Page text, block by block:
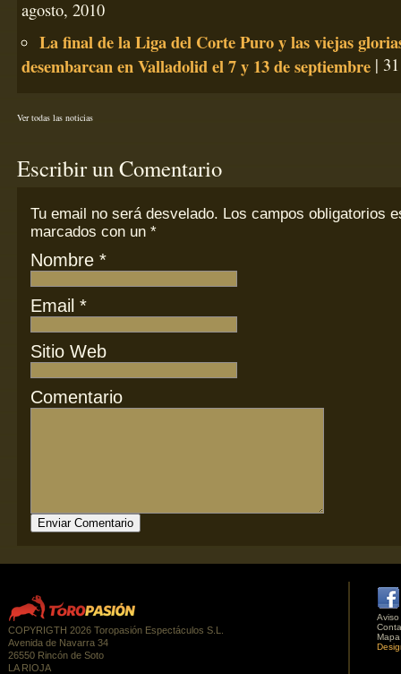
agosto, 2010
La final de la Liga del Corte Puro y las viejas
desembarcan en Valladolid el 7 y 13 de septiembre| 31
Ver todas las noticias
Escribir un Comentario
Tu email noserá desvelado. Los campos obligatorios
marcados con un *
Nombre *
Email *
Sitio Web
Comentario
COPYRIGTH 2026 Toropasión Espectáculos S.L.
Avenida de Navarra 34
26550 Rincón de Soto
LA RIOJA